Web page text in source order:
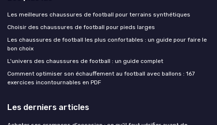
Les meilleures chaussures de football pour terrains synthétiques
Choisir des chaussures de football pour pieds larges
Les chaussures de football les plus confortables : un guide pour faire le
bon choix
L'univers des chaussures de football : un guide complet
Comment optimiser son échauffement au football avec ballons : 167
exercices incontournables en PDF
Les derniers articles